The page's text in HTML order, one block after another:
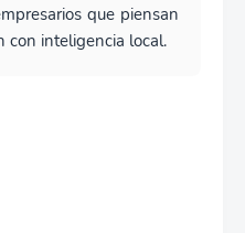
que piensan
con inteligencia local.